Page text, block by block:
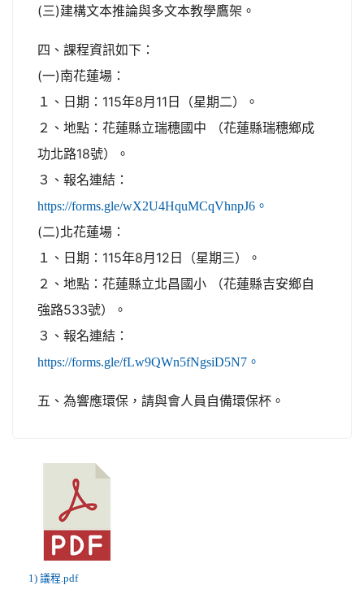
(三)建構文本推論與多文本教學鷹架。
四、課程資訊如下：
(一)南花蓮場：
１、日期：115年8月11日（星期二）。
２、地點：花蓮縣立瑞穗國中 （花蓮縣瑞穗鄉成
功北路18號）。
３、報名連結：
https://forms.gle/wX2U4HquMCqVhnpJ6。
(二)北花蓮場：
１、日期：115年8月12日（星期三）。
２、地點：花蓮縣立北昌國小 （花蓮縣吉安鄉自
強路533號）。
３、報名連結：
https://forms.gle/fLw9QWn5fNgsiD5N7。
五、為響應環保，請與會人員自備環保杯。
1) 議程.pdf